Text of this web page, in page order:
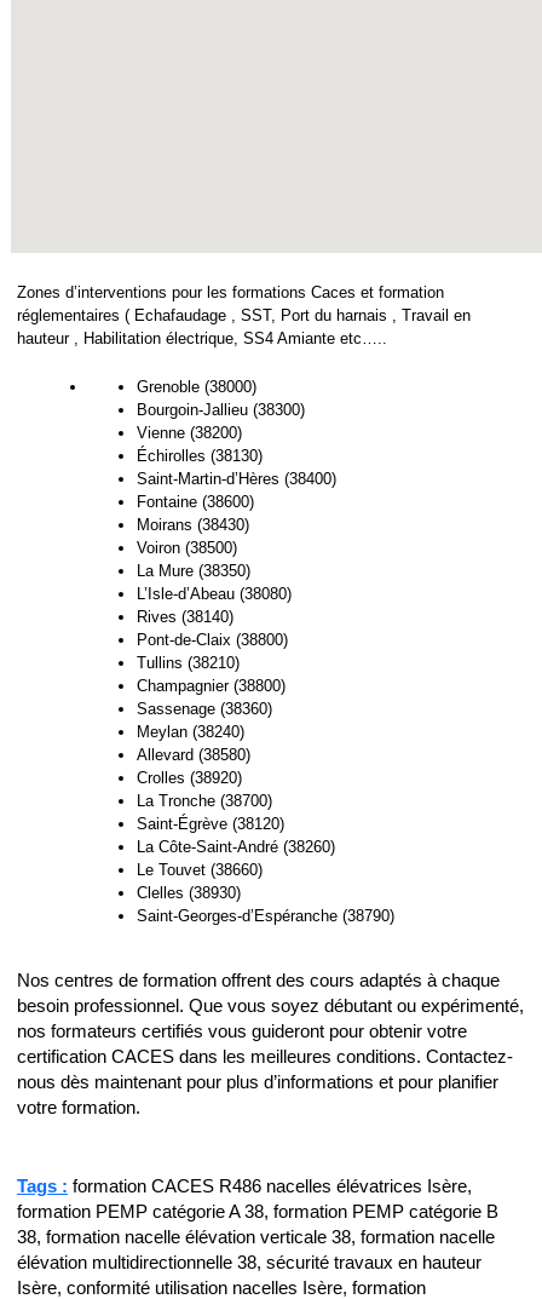
Zones d’interventions pour les formations Caces et formation
réglementaires ( Echafaudage , SST, Port du harnais , Travail en
hauteur , Habilitation électrique, SS4 Amiante etc…..
Grenoble (38000)
Bourgoin-Jallieu (38300)
Vienne (38200)
Échirolles (38130)
Saint-Martin-d’Hères (38400)
Fontaine (38600)
Moirans (38430)
Voiron (38500)
La Mure (38350)
L’Isle-d’Abeau (38080)
Rives (38140)
Pont-de-Claix (38800)
Tullins (38210)
Champagnier (38800)
Sassenage (38360)
Meylan (38240)
Allevard (38580)
Crolles (38920)
La Tronche (38700)
Saint-Égrève (38120)
La Côte-Saint-André (38260)
Le Touvet (38660)
Clelles (38930)
Saint-Georges-d’Espéranche (38790)
Nos centres de formation offrent des cours adaptés à chaque
besoin professionnel. Que vous soyez débutant ou expérimenté,
nos formateurs certifiés vous guideront pour obtenir votre
certification CACES dans les meilleures conditions. Contactez-
nous dès maintenant pour plus d’informations et pour planifier
votre formation.
Tags : formation CACES R486 nacelles élévatrices Isère,
formation PEMP catégorie A 38, formation PEMP catégorie B
38, formation nacelle élévation verticale 38, formation nacelle
élévation multidirectionnelle 38, sécurité travaux en hauteur
Isère, conformité utilisation nacelles Isère, formation